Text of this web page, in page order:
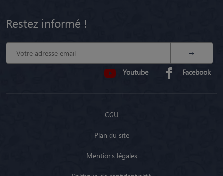
Restez informé !
Youtube Facebook
CGU
Plan du site
Mentions légales